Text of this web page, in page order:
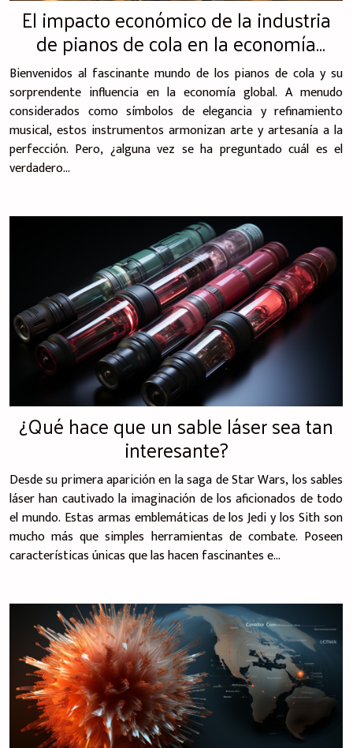
El impacto económico de la industria
de pianos de cola en la economía
global
Bienvenidos al fascinante mundo de los pianos de cola y su
sorprendente influencia en la economía global. A menudo
considerados como símbolos de elegancia y refinamiento
musical, estos instrumentos armonizan arte y artesanía a la
perfección. Pero, ¿alguna vez se ha preguntado cuál es el
verdadero...
¿Qué hace que un sable láser sea tan
interesante?
Desde su primera aparición en la saga de Star Wars, los sables
láser han cautivado la imaginación de los aficionados de todo
el mundo. Estas armas emblemáticas de los Jedi y los Sith son
mucho más que simples herramientas de combate. Poseen
características únicas que las hacen fascinantes e...